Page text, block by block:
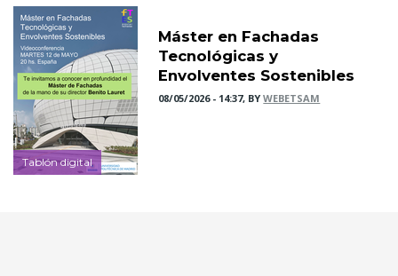
Tablón digital
Máster en Fachadas
Tecnológicas y
Envolventes Sostenibles
08/05/2026 - 14:37, BYWEBETSAM